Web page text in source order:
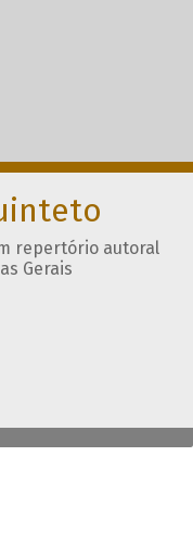
repertório autoral
Gerais